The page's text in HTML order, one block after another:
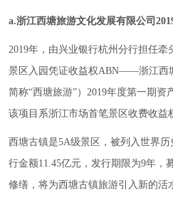
a.浙江西塘旅游文化发展有限公司
2019年，由兴业银行杭州分行担任
景区入园凭证收益权ABN——浙江西
简称“西塘旅游”）2019年度第一期资
该项目系浙江市场首笔景区收费收益
西塘古镇是5A级景区，被列入世界
行金额11.45亿元，发行期限为9年，
修缮，将为西塘古镇旅游引入新的活